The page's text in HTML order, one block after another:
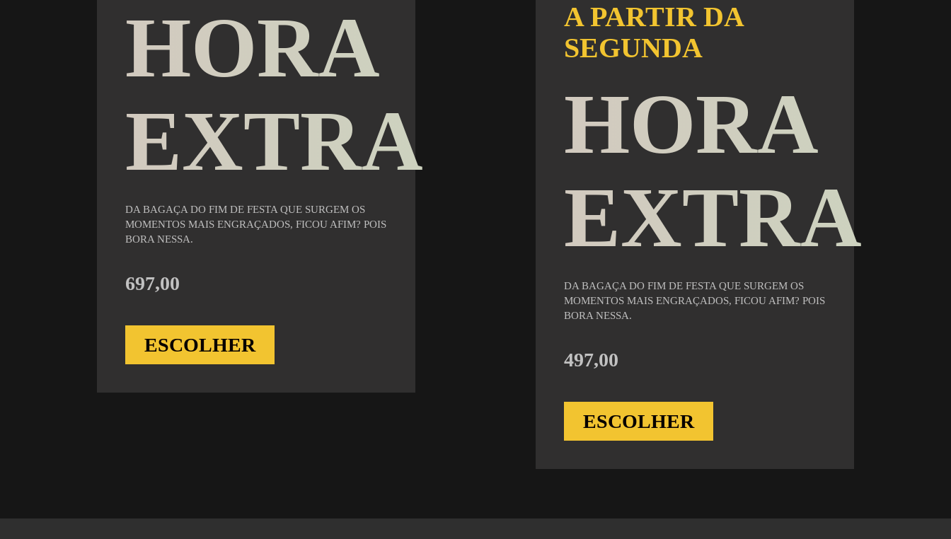
HORA
EXTRA
DA BAGAÇA DO FIM DE FESTA QUE SURGEM OS
MOMENTOS MAIS ENGRAÇADOS, FICOU AFIM? POIS
BORA NESSA.
697,00
ESCOLHER
A PARTIR DA
SEGUNDA
HORA
EXTRA
DA BAGAÇA DO FIM DE FESTA QUE SURGEM OS
MOMENTOS MAIS ENGRAÇADOS, FICOU AFIM? POIS
BORA NESSA.
497,00
ESCOLHER